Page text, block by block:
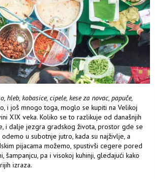
hleb, kobasice, cipele, kese za novac, papuče,
i još mnogo toga, moglo se kupiti na Velikoj
XIX veka. Koliko se to razlikuje od današnjih
i dalje jezgra gradskog života, prostor gde se
u subotnje jutro, kada su najživlje, a
pijacama možemo, spustivši cegere pored
šampanjcu, pa i visokoj kuhinji, gledajući kako
izraza.